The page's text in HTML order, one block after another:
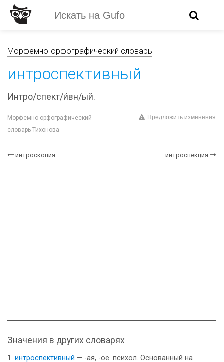
Морфемно-орфографический словарь
интроспективный
Интро/спект/и́вн/ый.
Морфемно-орфографический
словарь Тихонова
Предложить изменения
интроскопия интроспекция
Значения в других словарях
интроспективный — -ая, -ое. психол. Основанный на